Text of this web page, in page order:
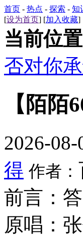
首页 - 热点 - 探索 - 知
[设为首页] [加入收藏]
当前位
否对你
【陌
2026-
得 作者：
前言：
原唱：